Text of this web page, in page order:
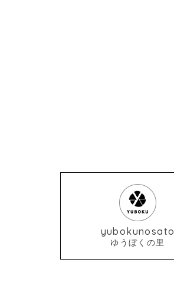
yubokunosato
ゆうぼくの里